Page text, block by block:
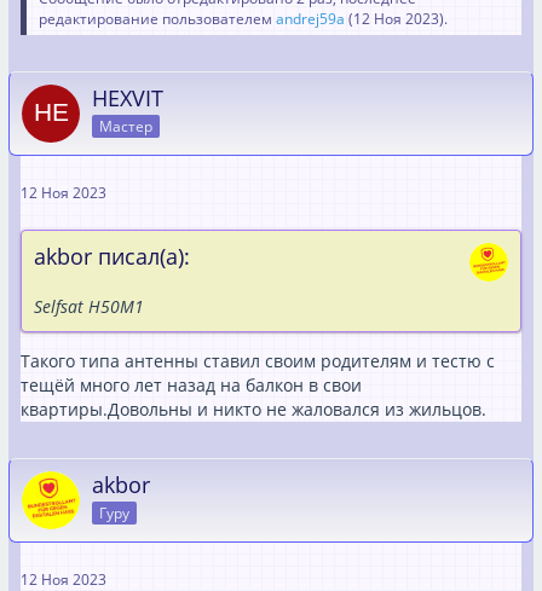
редактирование пользователем andrej59a (12 Ноя 2023).
HEXVIT
Мастер
12 Ноя 2023
akbor писал(а):
Selfsat H50M1
Такого типа антенны ставил своим родителям и тестю с
тещёй много лет назад на балкон в свои
квартиры.Довольны и никто не жаловался из жильцов.
akbor
Гуру
12 Ноя 2023